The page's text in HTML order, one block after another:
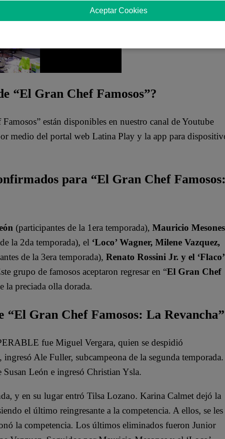
“El Gran Chef Famosos”?
están disponibles en nuestro canal de Youtube
medio del portal web Latina Play y la app para
para “El Gran Chef Famosos:
(participantes de la 1era temporada), Mauricio
la 2da temporada), el ‘Loco’ Wagner, Milene Vazquez,
de la 3era temporada), Renato Rossini Jr. y el ‘Flaco’
grupo de famosos aceptaron regresar en “El Gran Chef
la preciada olla dorada.
“El Gran Chef Famosos: La
fue Miguel Vergara, quien se despidió
Ale Fuller, subcampeona de la segunda
León e ingresó Christian Ysla.
y en su lugar entró Tilsa Lozano. Karina Calmet dejó la
el último reingresante a la competencia. A ellos, se les
la competencia. Los últimos eliminados fueron Junior
Aceptar Cookies